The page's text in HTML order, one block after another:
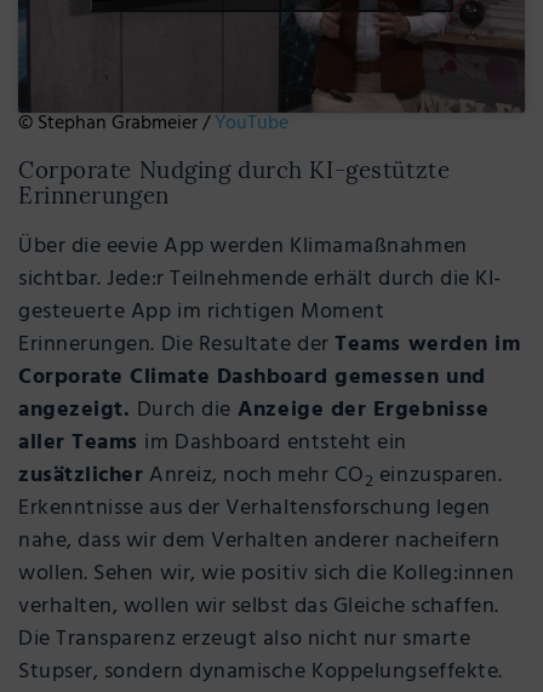
© Stephan Grabmeier /YouTube
Corporate Nudging durch KI-gestützte
Erinnerungen
Über die eevie App werden Klimamaßnahmen
sichtbar. Jede:r Teilnehmende erhält durch die KI-
gesteuerte App im richtigen Moment
Erinnerungen. Die Resultate derTeams werden im
Corporate Climate Dashboard gemessen und
angezeigt. Durch die Anzeige der Ergebnisse
aller Teams im Dashboard entsteht ein
zusätzlicher Anreiz, noch mehr CO2 einzusparen.
Erkenntnisse aus der Verhaltensforschung legen
nahe, dass wir dem Verhalten anderer nacheifern
wollen. Sehen wir, wie positiv sich die Kolleg:innen
verhalten, wollen wir selbst das Gleiche schaffen.
Die Transparenz erzeugt also nicht nur smarte
Stupser, sondern dynamische Koppelungseffekte.